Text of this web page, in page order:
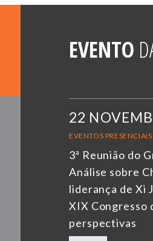
EVENTO
22
EVENTOS PRESENCIAIS
3ª Reunião do
Análise sobre
liderança de Xi
XIX Congresso
perspectivas